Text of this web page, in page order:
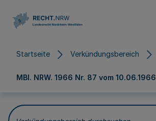
Startseite Verkündungsbereich
MBl. NRW. 1966 Nr. 87 vom 10.06.1966